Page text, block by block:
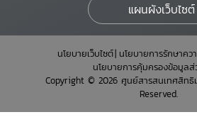
แผนผังเว็บไซต์
นโยบายเว็บไซต์ นโยบายการรักษาค
นโยบายการคุ้มครองข้อมูล
Copyright © 2026 ศูนย์สารสนเทศสิท
Reserved.